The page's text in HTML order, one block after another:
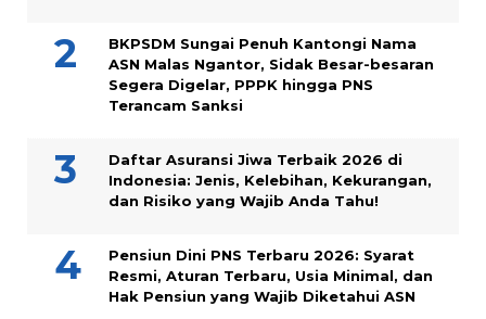
BKPSDM Sungai Penuh Kantongi Nama
ASN Malas Ngantor, Sidak Besar-besaran
Segera Digelar, PPPK hingga PNS
Terancam Sanksi
Daftar Asuransi Jiwa Terbaik 2026 di
Indonesia: Jenis, Kelebihan, Kekurangan,
dan Risiko yang Wajib Anda Tahu!
Pensiun Dini PNS Terbaru 2026: Syarat
Resmi, Aturan Terbaru, Usia Minimal, dan
Hak Pensiun yang Wajib Diketahui ASN